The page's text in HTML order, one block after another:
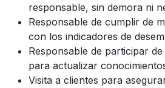
responsable, sin demora ni
Responsable de cumplir de
con los indicadores de
Responsable de participar
para actualizar
Visita a clientes para